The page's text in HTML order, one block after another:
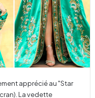
apprécié au "Star
La vedette